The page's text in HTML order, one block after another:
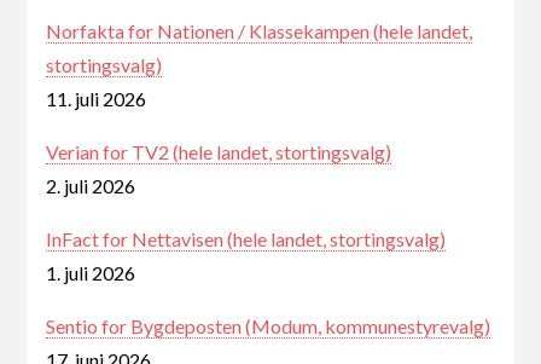
Norfakta for Nationen / Klassekampen (hele landet,
stortingsvalg)
11. juli 2026
Verian for TV2 (hele landet, stortingsvalg)
2. juli 2026
InFact for Nettavisen (hele landet, stortingsvalg)
1. juli 2026
Sentio for Bygdeposten (Modum, kommunestyrevalg)